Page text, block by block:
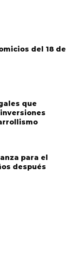
del 18 de
que
para el
después